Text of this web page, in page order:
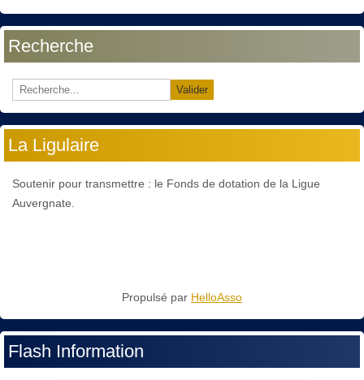
Recherche
Valider
La Ligulaire
Soutenir pour transmettre : le Fonds de dotation de la Ligue
Auvergnate.
Propulsé par HelloAsso
Flash Information